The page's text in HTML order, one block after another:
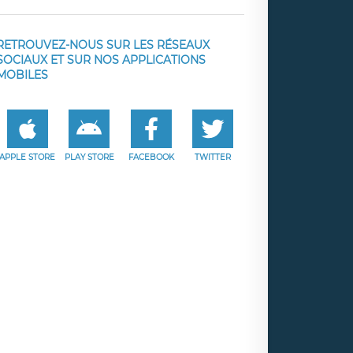
NOUS SUR LES RÉSEAUX
ET SUR NOS APPLICATIONS
APPLE STORE PLAY STORE FACEBOOK TWITTER